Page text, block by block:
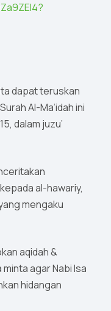
dapat teruskan
Al-Ma’idah ini
dalam juzu’
al-hawariy,
mengaku
aqidah &
agar Nabi Isa
hidangan